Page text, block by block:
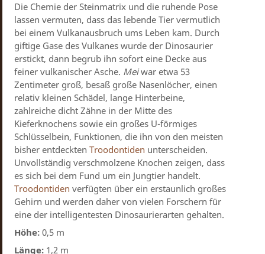
Die Chemie der Steinmatrix und die ruhende Pose
lassen vermuten, dass das lebende Tier vermutlich
bei einem Vulkanausbruch ums Leben kam. Durch
giftige Gase des Vulkanes wurde der Dinosaurier
erstickt, dann begrub ihn sofort eine Decke aus
feiner vulkanischer Asche. Meiwar etwa 53
Zentimeter groß, besaß große Nasenlöcher, einen
relativ kleinen Schädel, lange Hinterbeine,
zahlreiche dicht Zähne in der Mitte des
Kieferknochens sowie ein großes U-förmiges
Schlüsselbein, Funktionen, die ihn von den meisten
bisher entdecktenTroodontiden unterscheiden.
Unvollständig verschmolzene Knochen zeigen, dass
es sich bei dem Fund um ein Jungtier handelt.
Troodontiden verfügten über ein erstaunlich großes
Gehirn und werden daher von vielen Forschern für
eine der intelligentesten Dinosaurierarten gehalten.
Höhe: 0,5 m
Länge: 1,2 m